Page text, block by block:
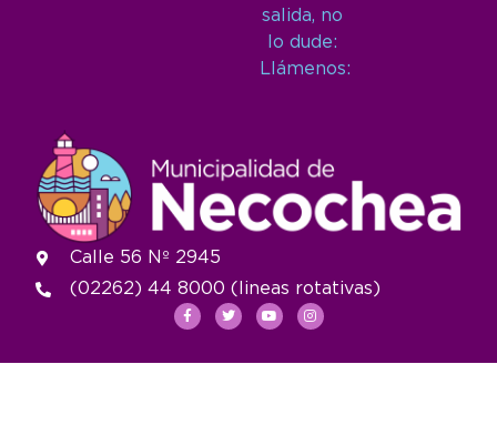
salida, no
lo dude:
Llámenos:
Calle 56 Nº 2945
(02262) 44 8000 (lineas rotativas)